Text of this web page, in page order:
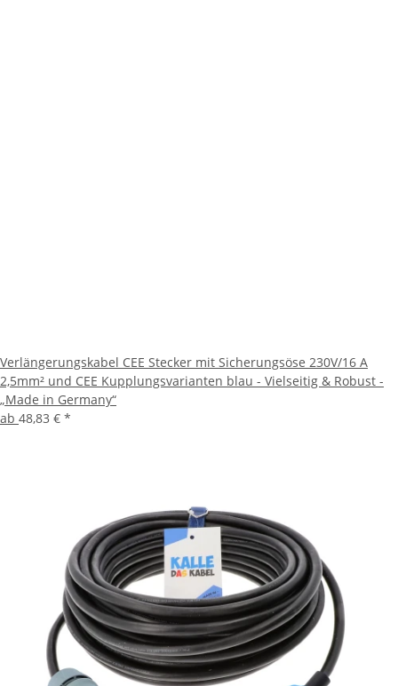
Verlängerungskabel CEE Stecker mit Sicherungsöse 230V/16 A
2,5mm² und CEE Kupplungsvarianten blau - Vielseitig & Robust -
„Made in Germany“
ab 48,83 € *